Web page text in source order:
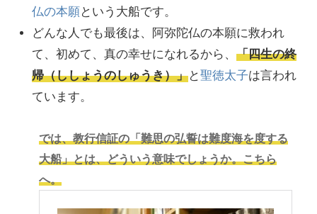
仏の本願という大船です。
どんな人でも最後は、阿弥陀仏の本願に救われ
て、初めて、真の幸せになれるから、 「四生の終
帰（ししょうのしゅうき）」と聖徳太子は言われ
ています。
では、教行信証の「難思の弘誓は難度海を度する
大船」とは、どういう意味でしょうか。こちら
へ。